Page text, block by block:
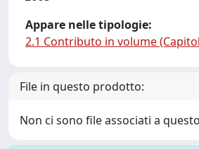
Appare nelle tipologie:
2.1 Contributo in volume
File in questo prodotto:
Non ci sono file associati a